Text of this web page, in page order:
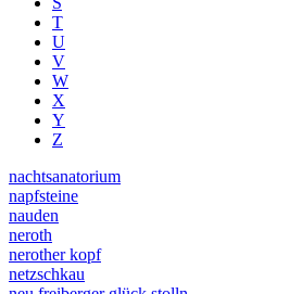
T
U
V
W
X
Y
Z
nachtsanatorium
napfsteine
nauden
neroth
nerother kopf
netzschkau